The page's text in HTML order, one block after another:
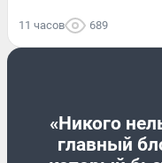
11 часов 689
«Никого
главный